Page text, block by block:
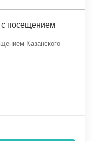
с посещением
Казанского